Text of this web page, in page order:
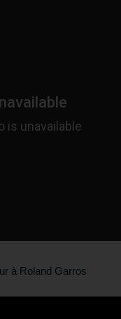
à Roland Garros